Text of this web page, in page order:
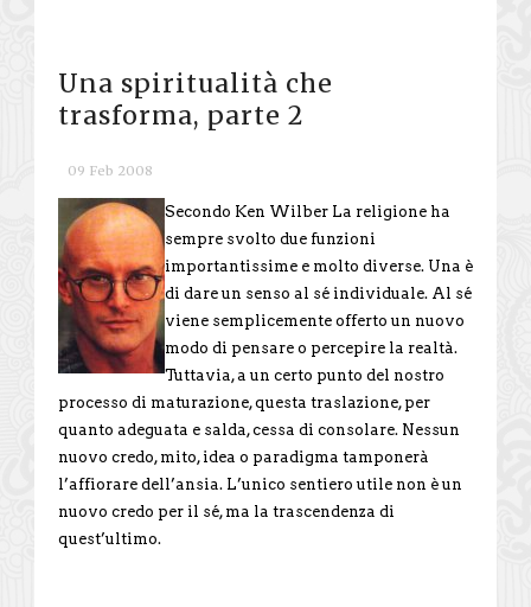
Una spiritualità che
trasforma, parte 2
09 Feb 2008
Secondo Ken Wilber La religione ha
sempre svolto due funzioni
importantissime e molto diverse. Una è
di dare un senso al sé individuale. Al sé
viene semplicemente offerto un nuovo
modo di pensare o percepire la realtà.
Tuttavia, a un certo punto del nostro
processo di maturazione, questa traslazione, per
quanto adeguata e salda, cessa di consolare. Nessun
nuovo credo, mito, idea o paradigma tamponerà
l’affiorare dell’ansia. L’unico sentiero utile non è un
nuovo credo per il sé, ma la trascendenza di
quest’ultimo.